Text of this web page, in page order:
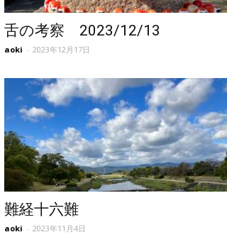
舌の考察 2023/12/13
aoki - 2023年12月17日
難経十六難
aoki - 2023年11月4日